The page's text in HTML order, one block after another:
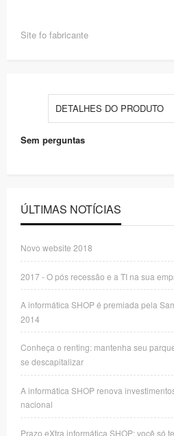
Site fo fabricante
DETALHES DO PRODUTO
Sem perguntas
ÚLTIMAS NOTÍCIAS
Novo website 2018
2017 - O pós recessão e a TI na sua
A informática SHOP é premiada pela
2014
Conheça o renting: mantenha seu
se descapitalizar
A informática SHOP renova
nacional
Prazo eXtra informática SHOP: você só